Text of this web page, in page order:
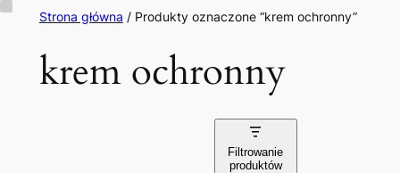
PrzejdźStrona główna / Produkty oznaczone “krem ochronny”
krem ochronny
Filtrowanie
produktów